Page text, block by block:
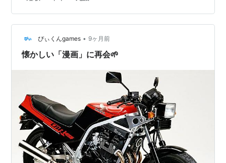
ぴぃくんgames • 9ヶ月前
懐かしい「漫画」に再会🌱